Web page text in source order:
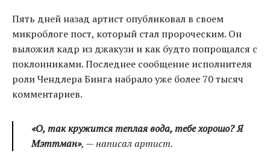
Пять дней назад артист опубликовал в своем
микроблоге пост, который стал пророческим. Он
выложил кадр из джакузи и как будто попрощался с
поклонниками. Последнее сообщение исполнителя
роли Чендлера Бинга набрало уже более 70 тысяч
комментариев.
«О, так кружится теплая вода, тебе хорошо? Я
Мэттман», — написал артист.